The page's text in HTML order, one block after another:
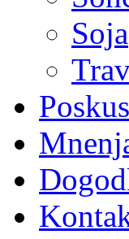
Soja